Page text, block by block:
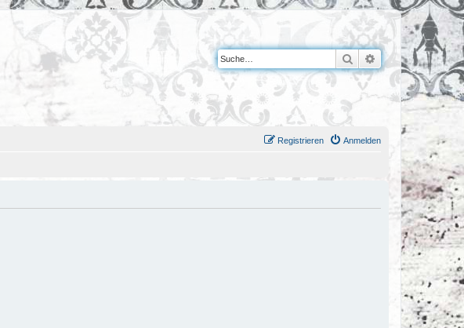
Suche Erweiterte Suche
Anmelden
Registrieren